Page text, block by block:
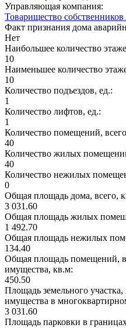
Управляющая компания:
Товарищество
Факт признания дома
Нет
Наибольшее количество
10
Наименьшее количество
10
Количество подъездов, ед.:
1
Количество лифтов, ед.:
1
Количество помещений,
40
Количество жилых
40
Количество нежилых
0
Общая площадь дома, всего,
3 031.60
Общая площадь жилых
1 492.70
Общая площадь нежилых
134.40
Общая площадь помещений,
имущества, кв.м:
450.50
Площадь земельного
имущества в
3 031.60
Площадь парковки в